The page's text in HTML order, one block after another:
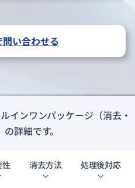
問い合わせる
インワンパッケージ（消去・
詳細です。
性 消去方法 処理後対応